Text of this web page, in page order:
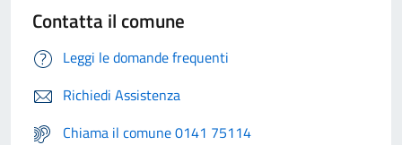
Contatta il comune
Leggi le domande frequenti
Richiedi Assistenza
Chiama il comune 0141 75114